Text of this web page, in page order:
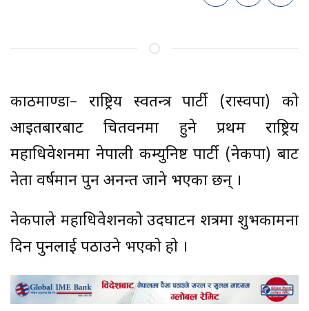
काठमाण्डौं– राष्ट्रिय स्वतन्त्र पार्टी (रास्वपा) को
आइतबारबाट चितवनमा हुने प्रथम राष्ट्रिय
महाधिवेशनमा नेपाली कम्युनिष्ट पार्टी (नेकपा) बाट
नेता वर्षमान पुन अनन्त जाने भएका छन् ।
नेकपाले महाधिवेशनको उदघाटन शत्रमा शुभकामना
दिन पुनलाई पठाउने भएको हो ।